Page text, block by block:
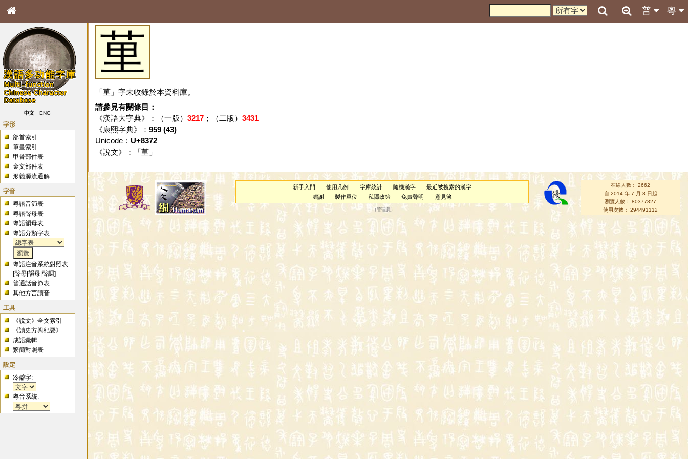
粵
普
中文 ENG
字形
部首索引
筆畫索引
甲骨部件表
金文部件表
形義源流通解
字音
粵語音節表
粵語聲母表
粵語韻母表
粵語分類字表:
粵語注音系統對照表
[聲母 |韻母 |聲調]
普通話音節表
其他方言讀音
工具
《說文》全文索引
《讀史方輿紀要》
成語彙輯
繁簡對照表
設定
冷僻字:
粵音系統:
荲
「荲」字未收錄於本資料庫。
請參見有關條目：
《漢語大字典》：（一版） 3217；（二版） 3431
《康熙字典》： 959 (43)
Unicode： U+8372
《說文》：「 荲」
新手入門 使用凡例 字庫統計 隨機漢字
最近被搜索的漢字
鳴謝
製作單位 私隱政策 免責聲明 意見簿
（管理員 ）
在線人數： 2662
自 2014 年 7 月 8 日起
瀏覽人數： 80377827
使用次數： 294491112